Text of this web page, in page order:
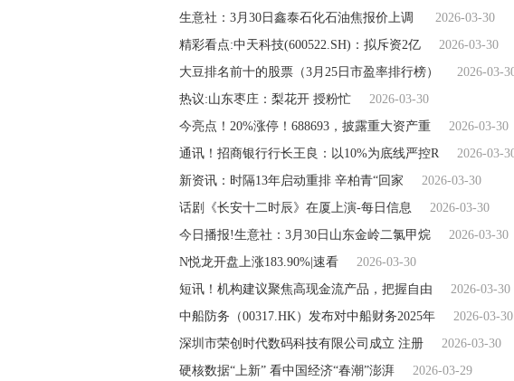
生意社：3月30日鑫泰石化石油焦报价上调
2026-03-30
精彩看点:中天科技(600522.SH)：拟斥资2亿
2026-03-30
大豆排名前十的股票（3月25日市盈率排行榜）
2026-03-
热议:山东枣庄：梨花开 授粉忙
2026-03-30
今亮点！20%涨停！688693，披露重大资产重
2026-03-30
通讯！招商银行行长王良：以10%为底线严控R
2026-03-
新资讯：​时隔13年启动重排 辛柏青“回家
2026-03-30
话剧《长安十二时辰》在厦上演-每日信息
2026-03-30
今日播报!生意社：3月30日山东金岭二氯甲烷
2026-03-30
N悦龙开盘上涨183.90%|速看
2026-03-30
短讯！机构建议聚焦高现金流产品，把握自由
2026-03-30
中船防务（00317.HK）发布对中船财务2025年
2026-03-30
深圳市荣创时代数码科技有限公司成立 注册
2026-03-30
硬核数据“上新” 看中国经济“春潮”澎湃
2026-03-29